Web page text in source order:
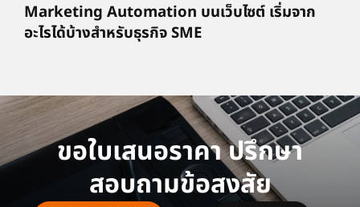
Marketing Automation บนเว็บไซต์ เริ่มจาก
อะไรได้บ้างสำหรับธุรกิจ SME
ขอใบเสนอราคา ปรึกษา
สอบถามข้อสงสัย